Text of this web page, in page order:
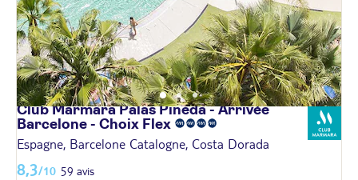
Club Marmara Palas Pineda - Arrivée
Barcelone - Choix Flex
Espagne, Barcelone Catalogne, Costa Dorada
8,3/10 59 avis